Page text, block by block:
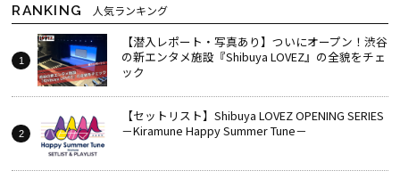
RANKING 人気ランキング
【潜入レポート・写真あり】ついにオープン！渋谷
の新エンタメ施設『Shibuya LOVEZ』の全貌をチェ
ック
【セットリスト】Shibuya LOVEZ OPENING SERIES
－Kiramune Happy Summer Tune－